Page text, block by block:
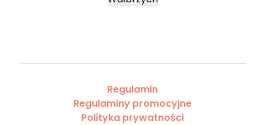
Regulamin
Regulaminy promocyjne
Polityka prywatności